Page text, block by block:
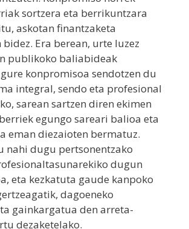
sortzera eta berrikuntzara
askotan finantzaketa
Era berean, urte luzez
publikoko baliabideak
konpromisoa sendotzen du
integral, sendo eta profesional
sarean sartzen diren ekimen
egungo sareari balioa eta
eman diezaioten bermatuz.
nahi dugu pertsonentzako
dugun
eta kezkatuta gaude kanpoko
dagoeneko
gainkargatua den arreta-
dezaketelako.